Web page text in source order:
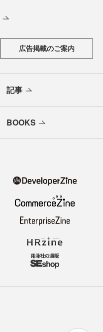
広告掲載のご案内
記事
BOOKS